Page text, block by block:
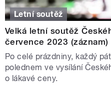
Letní soutěž
Velká letní soutěž
července 2023 (záznam)
Po celé prázdniny, každý
polednem ve vysílání
o lákavé ceny.